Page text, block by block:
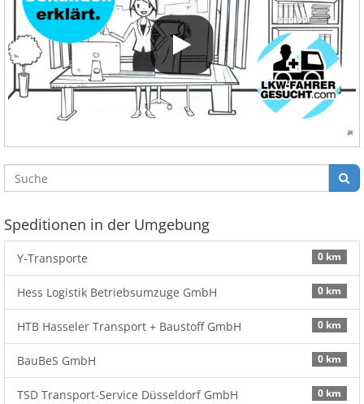
Speditionen in der Umgebung
0 km
Y-Transporte
0 km
Hess Logistik Betriebsumzuge GmbH
0 km
HTB Hasseler Transport + Baustoff GmbH
0 km
BauBeS GmbH
0 km
TSD Transport-Service Düsseldorf GmbH